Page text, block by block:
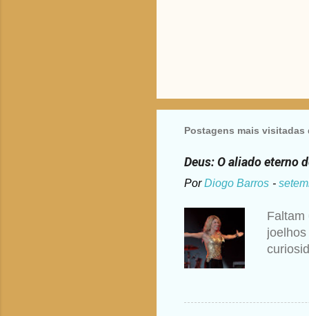
Postagens mais visitadas
Deus: O aliado eterno
Por Diogo Barros -
Faltam
ouvir